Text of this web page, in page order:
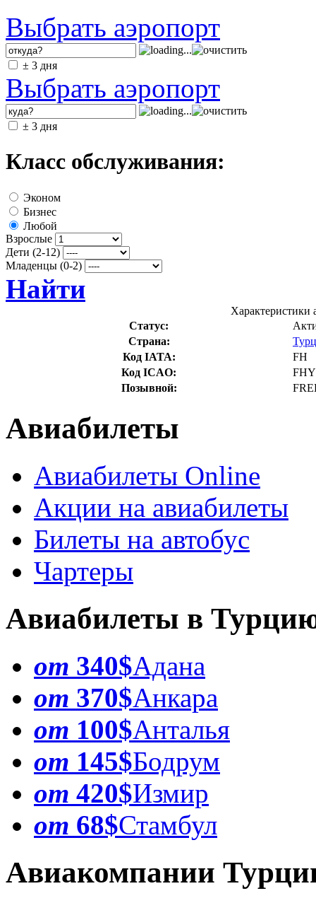
Выбрать аэропорт
± 3 дня
Выбрать аэропорт
± 3 дня
Класс обслуживания:
Эконом
Бизнес
Любой
Взрослые
Дети (2-12)
Младенцы (0-2)
Найти
Характеристики
Статус:
Страна:
Код IATA:
FH
Код ICAO:
FHY
Позывной:
Авиабилеты
Авиабилеты Online
Акции на авиабилеты
Билеты на автобус
Чартеры
Авиабилеты в
от 340$Адана
от 370$Анкара
от 100$Анталья
от 145$Бодрум
от 420$Измир
от 68$Стамбул
Авиакомпании